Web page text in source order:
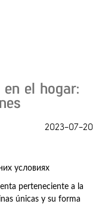
el hogar:
2023-07-20
perteneciente a la
únicas y su forma